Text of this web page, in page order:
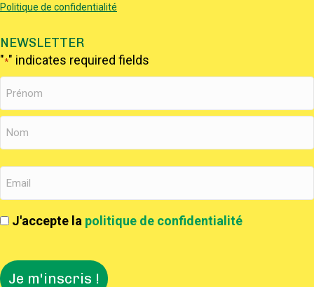
Politique de confidentialité
NEWSLETTER
"*" indicates required fields
J'accepte la politique de confidentialité